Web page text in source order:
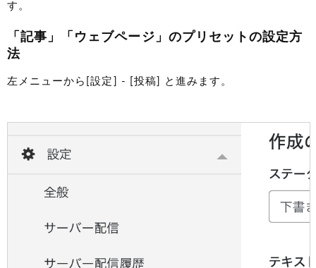
す。
「記事」「ウェブページ」のプリセットの設定方
法
左メニューから[設定] - [投稿] と進みます。